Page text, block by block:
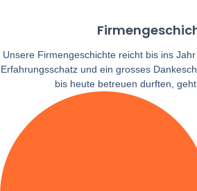
Unsere Firmengeschichte reicht bis ins
Erfahrungsschatz und ein grosses
bis heute betreuen durften,